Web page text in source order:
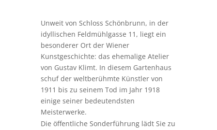
Unweit von Schloss Schönbrunn, in der
idyllischen Feldmühlgasse 11, liegt ein
besonderer Ort der Wiener
Kunstgeschichte: das ehemalige Atelier
von Gustav Klimt. In diesem Gartenhaus
schuf der weltberühmte Künstler von
1911 bis zu seinem Tod im Jahr 1918
einige seiner bedeutendsten
Meisterwerke.
Die öffentliche Sonderführung lädt Sie zu